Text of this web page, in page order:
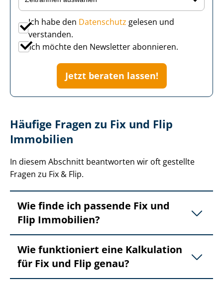
Ich habe den Datenschutz gelesen und
verstanden.
Ich möchte den Newsletter abonnieren.
Jetzt beraten lassen!
Häufige Fragen zu Fix und Flip
Immobilien
In diesem Abschnitt beantworten wir oft gestellte
Fragen zu Fix & Flip.
Wie finde ich passende Fix und
Flip Immobilien?
Wie funktioniert eine Kalkulation
für Fix und Flip genau?